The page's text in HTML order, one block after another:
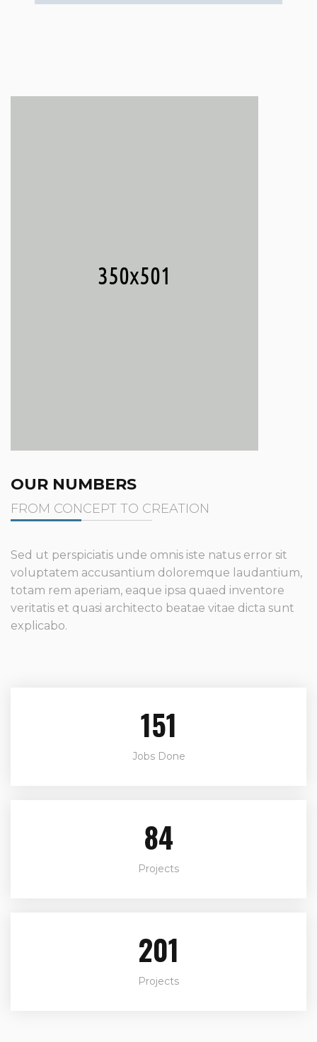
OUR NUMBERS
FROM CONCEPT TO CREATION
Sed ut perspiciatis unde omnis iste natus error sit
voluptatem accusantium doloremque laudantium,
totam rem aperiam, eaque ipsa quaed inventore
veritatis et quasi architecto beatae vitae dicta sunt
explicabo.
171
Jobs Done
95
Projects
227
Projects